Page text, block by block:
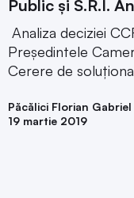
Public și S.R.I.
Analiza deciziei
Președintele
Cerere de
Păcălici Florian Gabriel
19 martie 2019